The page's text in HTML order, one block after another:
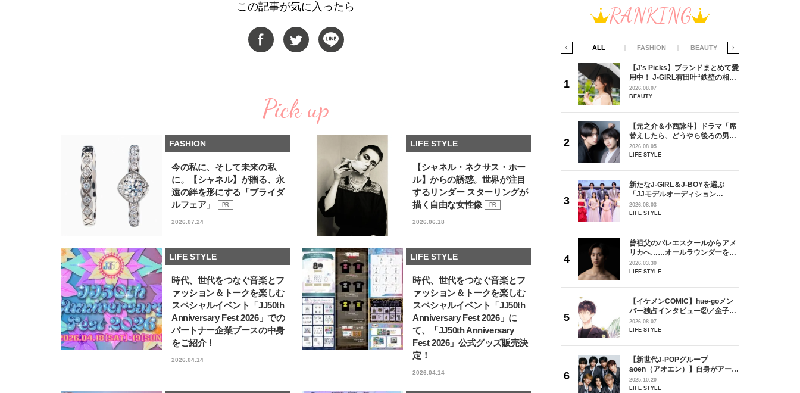
この記事が気に入ったら
Pick up
FASHION
今の私に、そして未来の私
に。【シャネル】が贈る、永
遠の絆を形にする「ブライダ
ルフェア」
PR
2026.07.24
LIFE STYLE
【シャネル・ネクサス・ホー
ル】からの誘惑。世界が注目
するリンダー スターリングが
描く自由な女性像
PR
2026.06.18
LIFE STYLE
時代、世代をつなぐ音楽とフ
ァッション＆トークを楽しむ
スペシャルイベント「JJ50th
Anniversary Fest 2026」での
パートナー企業ブースの中身
をご紹介！
2026.04.14
LIFE STYLE
時代、世代をつなぐ音楽とフ
ァッション＆トークを楽しむ
スペシャルイベント「JJ50th
Anniversary Fest 2026」に
て、「JJ50th Anniversary
Fest 2026」公式グッズ販売決
定！
2026.04.14
RANKING
ALL FASHION BEAUTY
夏の必需品〉
【JJ専属モデルの素顔】ビューテ
ィ大好き！ 松川 星のお気に入り
【J’s Picks】悲しい経験でたどり
着いた…J-BOY三上龍の手放せな
い“オールインワン”アイテム〈ビ
ューティ＆ファッション夏の必需
徹底した日焼けケア！ でも、いち
ばん大切なのは…〈ビューティ＆
ファッション夏の必需品〉
【注目アーティストRainy。っ
て？】自称“コスメオタク見習
い”のポーチの中身、拝見しま
す！
2026.01.30
BEAUTY
「JJモデルオーディション
2027」が募集開始！ 予選ブロッ
「新システム」に変わります
2026.08.03
曾祖父のバレエスクールからアメ
リカへ……オールラウンダーを目
指すダンサーは踊ることが好きす
2026.03.30
バー独占インタビュー②／金子玄
矢「感情をズバーッと言葉にでき
【新世代J-POPグループ
aoen（アオエン）】自身がアーテ
ィストを目指すきかっけとなった
先輩とは―― 新曲「青春インクレ
ディブル」リリース記念インタビ
ュー
2025.10.20
LIFE STYLE
【J’s Picks】ブランドまとめて愛
用中！ J-GIRL有田叶“鉄壁の相
棒”〈ビューティ＆ファッション
夏の必需品〉
2026.08.07
BEAUTY
【元之介＆小西詠斗】ドラマ「席
替えしたら、どうやら後ろの男が
どうやら俺のこと好きらしい」放
送記念インタビュー♡ 「自然と詠
2026.08.05
LIFE STYLE
新たなJ-GIRL＆J-BOYを選ぶ
「JJモデルオーディション
2027」が募集開始！ 予選ブロッ
クは候補生の“魅力”を重視した
2026.08.03
LIFE STYLE
曾祖父のバレエスクールからアメ
リカへ……オールラウンダーを目
指すダンサーは踊ることが好きす
ぎる【王子様の推しドコロ】
2026.03.30
LIFE STYLE
【イケメンCOMIC】hue-goメン
バー独占インタビュー②／金子玄
矢「感情をズバーッと言葉にでき
た時は幸せ〜」
2026.08.07
LIFE STYLE
【新世代J-POPグループ
aoen（アオエン）】自身がアーテ
ィストを目指すきかっけとなった
先輩とは―― 新曲「青春インクレ
2025.10.20
LIFE STYLE